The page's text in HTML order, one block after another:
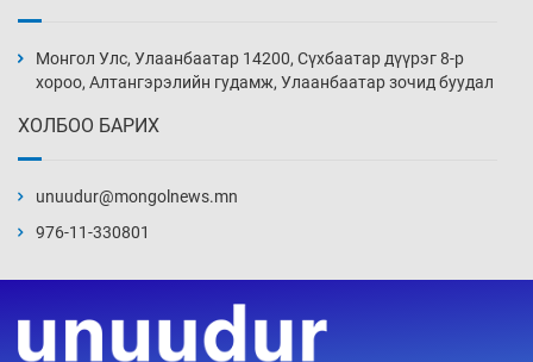
Өчигдөр 13 цаг 30 мин
Өчигдөр 13 цаг 00 мин
Өчигдөр 12 цаг 30 мин
Монгол Улс, Улаанбаатар 14200, Сүхбаатар дүүрэг 8-р
хороо, Алтангэрэлийн гудамж, Улаанбаатар зочид буудал
ХОЛБОО БАРИХ
unuudur@mongolnews.mn
976-11-330801